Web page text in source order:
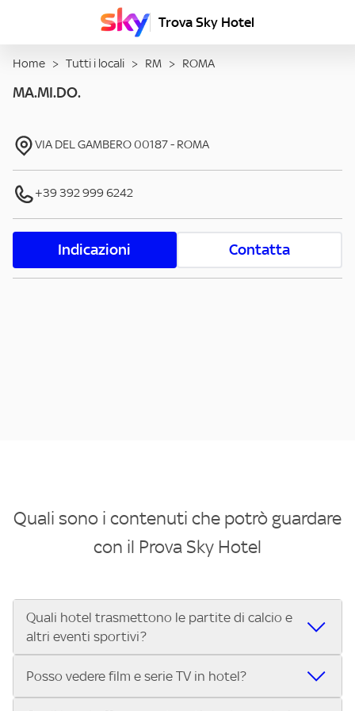
Trova Sky Hotel
Home > Tutti i locali > RM > ROMA
MA.MI.DO.
VIA DEL GAMBERO 00187- ROMA
+39 392 999 6242
Indicazioni Contatta
Quali sono i contenuti che potrò guardare
con il Prova Sky Hotel
Quali hotel trasmettono le partite di calcio e
altri eventi sportivi?
Se cerchi un hotel dove poter vedere le partite di Serie A,
Posso vedere film e serie TV in hotel?